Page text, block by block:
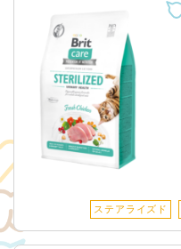
ステアライズド